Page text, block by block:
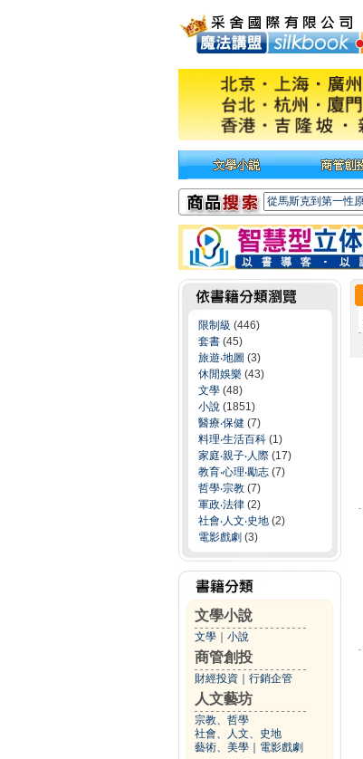
限制級 (446)
套書 (45)
旅遊‧地圖 (3)
休閒娛樂 (43)
文學 (48)
小說 (1851)
醫療‧保健 (7)
料理‧生活百科 (1)
家庭‧親子‧人際 (17)
教育‧心理‧勵志 (7)
哲學‧宗教 (7)
軍政‧法律 (2)
社會‧人文‧史地 (2)
電影戲劇 (3)
文學小說
文學 小說
商管創投
財經投資 行銷企管
人文藝坊
宗教、哲學
社會、人文、史地
藝術、美學
電影戲劇